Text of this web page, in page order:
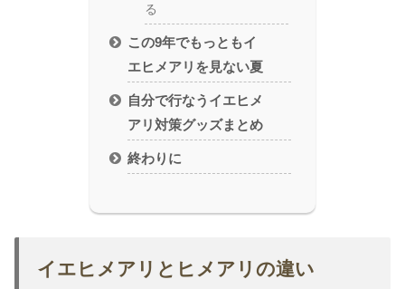
る
この9年でもっともイ
エヒメアリを見ない夏
自分で行なうイエヒメ
アリ対策グッズまとめ
終わりに
イエヒメアリとヒメアリの違い